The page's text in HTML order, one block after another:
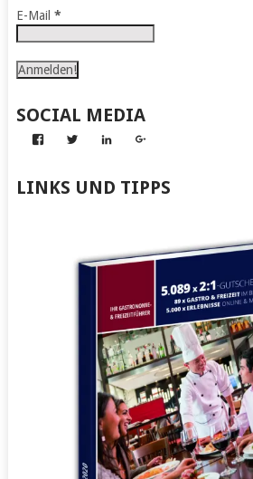
E-Mail *
SOCIAL MEDIA
Profil
Nachmachen
Profil
Kapff
Profil
Kapff
Profil
Kapff
LINKS UND TIPPS